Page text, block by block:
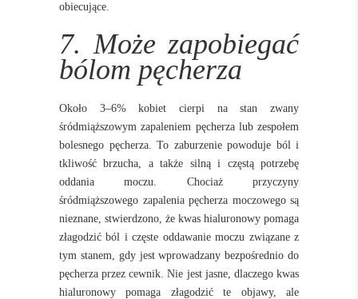
obiecujące.
7. Może zapobiegać
bólom pęcherza
Około 3–6% kobiet cierpi na stan zwany
śródmiąższowym zapaleniem pęcherza lub zespołem
bolesnego pęcherza. To zaburzenie powoduje ból i
tkliwość brzucha, a także silną i częstą potrzebę
oddania moczu. Chociaż przyczyny
śródmiąższowego zapalenia pęcherza moczowego są
nieznane, stwierdzono, że kwas hialuronowy pomaga
złagodzić ból i częste oddawanie moczu związane z
tym stanem, gdy jest wprowadzany bezpośrednio do
pęcherza przez cewnik. Nie jest jasne, dlaczego kwas
hialuronowy pomaga złagodzić te objawy, ale